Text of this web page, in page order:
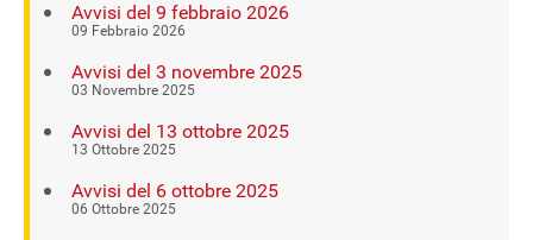
Avvisi del 9 febbraio 2026
09 Febbraio 2026
Avvisi del 3 novembre 2025
03 Novembre 2025
Avvisi del 13 ottobre 2025
13 Ottobre 2025
Avvisi del 6 ottobre 2025
06 Ottobre 2025